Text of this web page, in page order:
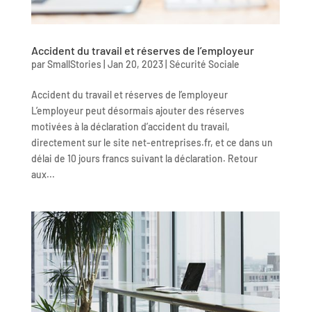
Accident du travail et réserves de l’employeur
parSmallStories| Jan 20, 2023| Sécurité Sociale
Accident du travail et réserves de l’employeur
L’employeur peut désormais ajouter des réserves
motivées à la déclaration d’accident du travail,
directement sur le site net-entreprises.fr, et ce dans un
délai de 10 jours francs suivant la déclaration. Retour
aux...